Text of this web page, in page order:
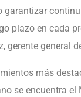
garantizar
plazo en cada
gerente general
más
se encuentra el